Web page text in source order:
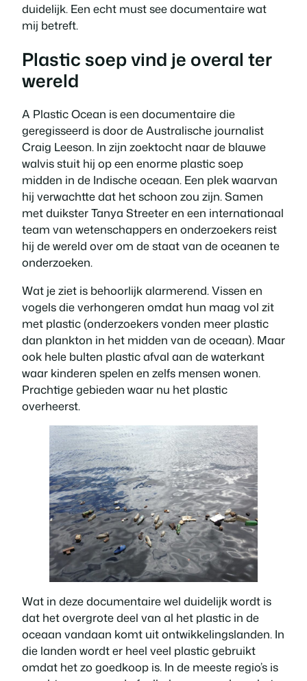
duidelijk. Een echt must see documentaire wat
mij betreft.
Plastic soepvind je overal ter
wereld
A Plastic Ocean is een documentaire die
geregisseerd is door de Australische journalist
Craig Leeson. In zijn zoektocht naar de blauwe
walvis stuit hij op een enorme plastic soep
midden in de Indische oceaan. Een plek waarvan
hij verwachtte dat het schoon zou zijn. Samen
met duikster Tanya Streeter en een internationaal
team van wetenschappers en onderzoekers reist
hij de wereld over om de staat van de oceanen te
onderzoeken.
Wat je ziet is behoorlijk alarmerend. Vissen en
vogels die verhongeren omdat hun maag vol zit
met plastic (onderzoekers vonden meer plastic
dan plankton in het midden van de oceaan). Maar
ook hele bulten plastic afval aan de waterkant
waar kinderen spelen en zelfs mensen wonen.
Prachtige gebieden waar nu het plastic
overheerst.
Wat in deze documentaire wel duidelijk wordt is
dat het overgrote deel van al het plastic in de
oceaan vandaan komt uit ontwikkelingslanden. In
die landen wordt er heel veel plastic gebruikt
omdat het zo goedkoop is. In de meeste regio’s is